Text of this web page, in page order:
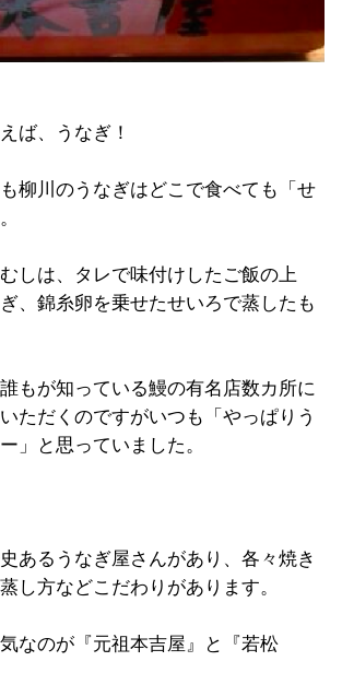
ば、うなぎ！
柳川のうなぎはどこで食べても「せ
しは、タレで味付けしたご飯の上
、錦糸卵を乗せたせいろで蒸したも
もが知っている鰻の有名店数カ所に
ただくのですがいつも「やっぱりう
」と思っていました。
あるうなぎ屋さんがあり、各々焼き
し方などこだわりがあります。
なのが『元祖本吉屋』と『若松